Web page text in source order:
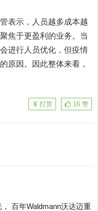
示，人员越多成本越
焦于更盈利的业务。当
进行人员优化，但疫情
原因。因此整体来看，
16 赞
打赏
百年Waldmann沃达迈重